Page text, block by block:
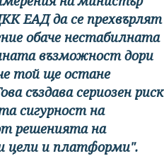
ЕАД да се прехвърлят
обаче нестабилната
възможност дори
той ще остане
създава сериозен риск
сигурност на
решенията на
цели и платформи".